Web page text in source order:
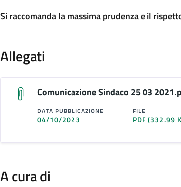
Si raccomanda la massima prudenza e il
Allegati
Comunicazione Sindaco 25 03
DATA PUBBLICAZIONE
04/10/2023
FILE
PDF(332.99
A cura di